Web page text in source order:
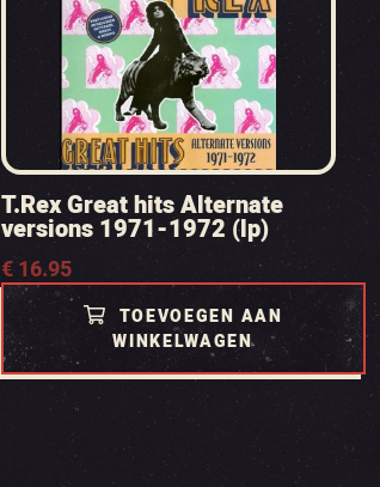
T.Rex Great hits Alternate
versions 1971-1972 (lp)
€16.95
TOEVOEGEN AAN
WINKELWAGEN